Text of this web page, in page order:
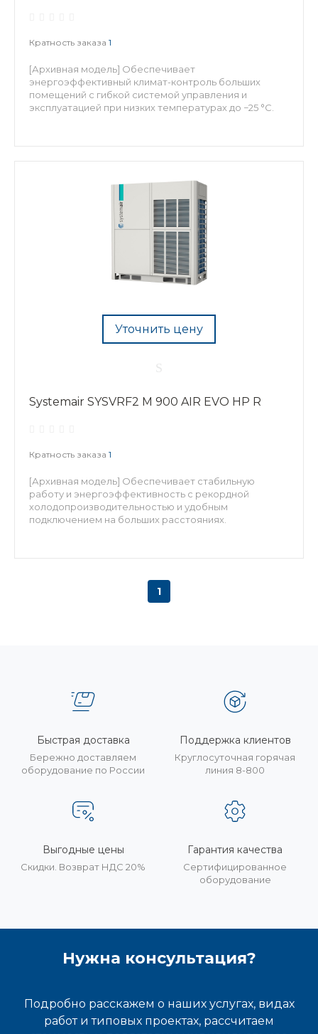
Кратность заказа 1
[Архивная модель] Обеспечивает
энергоэффективный климат-контроль больших
помещений с гибкой системой управления и
эксплуатацией при низких температурах до −25 °C.
Уточнить цену
Systemair SYSVRF2 M 900 AIR EVO HP R
Кратность заказа 1
[Архивная модель] Обеспечивает стабильную
работу и энергоэффективность с рекордной
холодопроизводительностью и удобным
подключением на больших расстояниях.
1
Быстрая доставка
Бережно доставляем
оборудование по России
Поддержка клиентов
Круглосуточная горячая
линия 8-800
Выгодные цены
Скидки. Возврат НДС 20%
Гарантия качества
Сертифицированное
оборудование
Нужна консультация?
Подробно расскажем о наших услугах, видах
работ и типовых проектах, рассчитаем